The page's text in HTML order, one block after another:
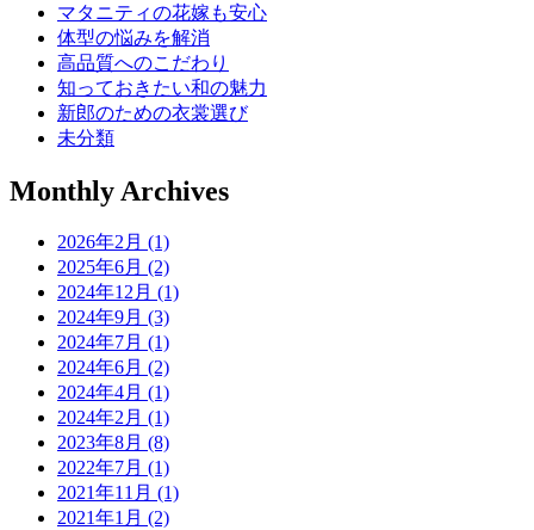
マタニティの花嫁も安心
体型の悩みを解消
高品質へのこだわり
知っておきたい和の魅力
新郎のための衣裳選び
未分類
Monthly Archives
2026年2月 (1)
2025年6月 (2)
2024年12月 (1)
2024年9月 (3)
2024年7月 (1)
2024年6月 (2)
2024年4月 (1)
2024年2月 (1)
2023年8月 (8)
2022年7月 (1)
2021年11月 (1)
2021年1月 (2)